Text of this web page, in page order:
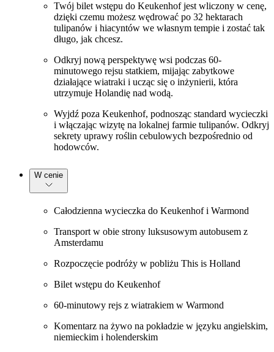
Twój bilet wstępu do Keukenhof jest wliczony w cenę,
dzięki czemu możesz wędrować po 32 hektarach
tulipanów i hiacyntów we własnym tempie i zostać tak
długo, jak chcesz.
Odkryj nową perspektywę wsi podczas 60-
minutowego rejsu statkiem, mijając zabytkowe
działające wiatraki i ucząc się o inżynierii, która
utrzymuje Holandię nad wodą.
Wyjdź poza Keukenhof, podnosząc standard wycieczki
i włączając wizytę na lokalnej farmie tulipanów. Odkryj
sekrety uprawy roślin cebulowych bezpośrednio od
hodowców.
W cenie
Całodzienna wycieczka do Keukenhof i Warmond
Transport w obie strony luksusowym autobusem z
Amsterdamu
Rozpoczęcie podróży w pobliżu This is Holland
Bilet wstępu do Keukenhof
60-minutowy rejs z wiatrakiem w Warmond
Komentarz na żywo na pokładzie w języku angielskim,
niemieckim i holenderskim